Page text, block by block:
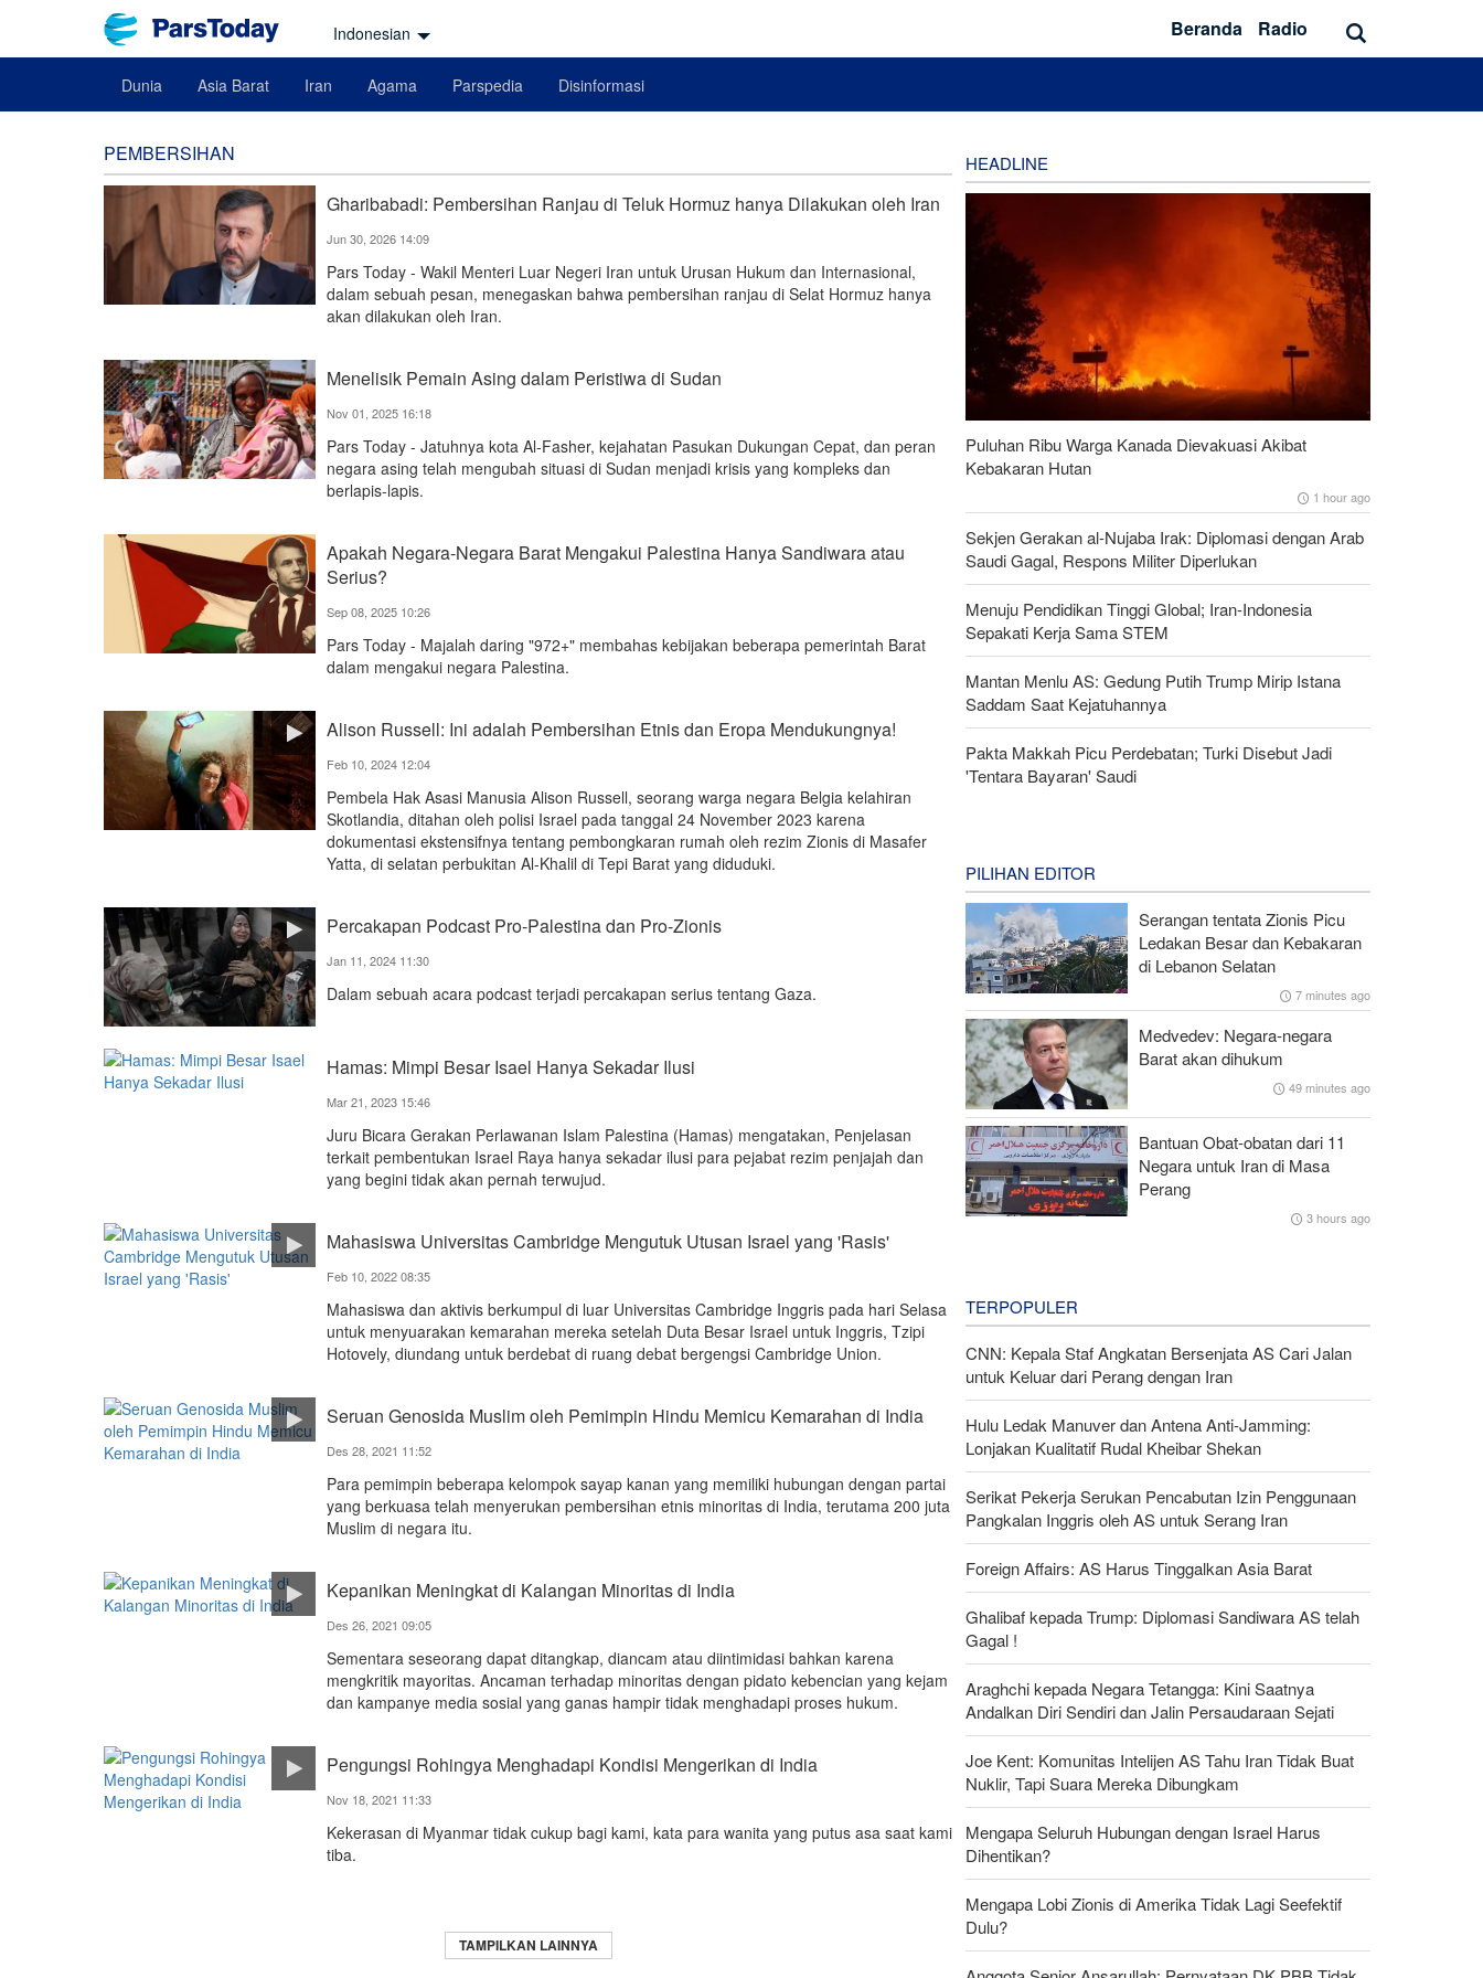
Indonesian Beranda Radio
Dunia Asia Barat Iran Agama Parspedia Disinformasi
PEMBERSIHAN
Gharibabadi: Pembersihan Ranjau di Teluk Hormuz hanya Dilakukan oleh Iran
Jun 30, 2026 14:09
Pars Today - Wakil Menteri Luar Negeri Iran untuk Urusan Hukum dan Internasional,
dalam sebuah pesan, menegaskan bahwa pembersihan ranjau di Selat Hormuz hanya
akan dilakukan oleh Iran.
Menelisik Pemain Asing dalam Peristiwa di Sudan
Nov 01, 2025 16:18
Pars Today - Jatuhnya kota Al-Fasher, kejahatan Pasukan Dukungan Cepat, dan peran
negara asing telah mengubah situasi di Sudan menjadi krisis yang kompleks dan
berlapis-lapis.
Apakah Negara-Negara Barat Mengakui Palestina Hanya Sandiwara atau
Serius?
Sep 08, 2025 10:26
Pars Today - Majalah daring "972+" membahas kebijakan beberapa pemerintah Barat
dalam mengakui negara Palestina.
Alison Russell: Ini adalah Pembersihan Etnis dan Eropa Mendukungnya!
Feb 10, 2024 12:04
Pembela Hak Asasi Manusia Alison Russell, seorang warga negara Belgia kelahiran
Skotlandia, ditahan oleh polisi Israel pada tanggal 24 November 2023 karena
dokumentasi ekstensifnya tentang pembongkaran rumah oleh rezim Zionis di Masafer
Yatta, di selatan perbukitan Al-Khalil di Tepi Barat yang diduduki.
Percakapan Podcast Pro-Palestina dan Pro-Zionis
Jan 11, 2024 11:30
Dalam sebuah acara podcast terjadi percakapan serius tentang Gaza.
Hamas: Mimpi Besar Isael Hanya Sekadar Ilusi
Mar 21, 2023 15:46
Juru Bicara Gerakan Perlawanan Islam Palestina (Hamas) mengatakan, Penjelasan
terkait pembentukan Israel Raya hanya sekadar ilusi para pejabat rezim penjajah dan
yang begini tidak akan pernah terwujud.
Mahasiswa Universitas Cambridge Mengutuk Utusan Israel yang 'Rasis'
Feb 10, 2022 08:35
Mahasiswa dan aktivis berkumpul di luar Universitas Cambridge Inggris pada hari Selasa
untuk menyuarakan kemarahan mereka setelah Duta Besar Israel untuk Inggris, Tzipi
Hotovely, diundang untuk berdebat di ruang debat bergengsi Cambridge Union.
Seruan Genosida Muslim oleh Pemimpin Hindu Memicu Kemarahan di India
Des 28, 2021 11:52
Para pemimpin beberapa kelompok sayap kanan yang memiliki hubungan dengan partai
yang berkuasa telah menyerukan pembersihan etnis minoritas di India, terutama 200 juta
Muslim di negara itu.
Kepanikan Meningkat di Kalangan Minoritas di India
Des 26, 2021 09:05
Sementara seseorang dapat ditangkap, diancam atau diintimidasi bahkan karena
mengkritik mayoritas. Ancaman terhadap minoritas dengan pidato kebencian yang kejam
dan kampanye media sosial yang ganas hampir tidak menghadapi proses hukum.
Pengungsi Rohingya Menghadapi Kondisi Mengerikan di India
Nov 18, 2021 11:33
Kekerasan di Myanmar tidak cukup bagi kami, kata para wanita yang putus asa saat kami
tiba.
TAMPILKAN LAINNYA
HEADLINE
Puluhan Ribu Warga Kanada Dievakuasi Akibat
Kebakaran Hutan
1 hour ago
Sekjen Gerakan al-Nujaba Irak: Diplomasi dengan Arab
Saudi Gagal, Respons Militer Diperlukan
Menuju Pendidikan Tinggi Global; Iran-Indonesia
Sepakati Kerja Sama STEM
Mantan Menlu AS: Gedung Putih Trump Mirip Istana
Saddam Saat Kejatuhannya
Pakta Makkah Picu Perdebatan; Turki Disebut Jadi
'Tentara Bayaran' Saudi
PILIHAN EDITOR
Serangan tentata Zionis Picu
Ledakan Besar dan Kebakaran
di Lebanon Selatan
7 minutes ago
Medvedev: Negara-negara
Barat akan dihukum
49 minutes ago
Bantuan Obat-obatan dari 11
Negara untuk Iran di Masa
Perang
3 hours ago
TERPOPULER
CNN: Kepala Staf Angkatan Bersenjata AS Cari Jalan
untuk Keluar dari Perang dengan Iran
Hulu Ledak Manuver dan Antena Anti-Jamming:
Lonjakan Kualitatif Rudal Kheibar Shekan
Serikat Pekerja Serukan Pencabutan Izin Penggunaan
Pangkalan Inggris oleh AS untuk Serang Iran
Foreign Affairs: AS Harus Tinggalkan Asia Barat
Ghalibaf kepada Trump: Diplomasi Sandiwara AS telah
Gagal !
Araghchi kepada Negara Tetangga: Kini Saatnya
Andalkan Diri Sendiri dan Jalin Persaudaraan Sejati
Joe Kent: Komunitas Intelijen AS Tahu Iran Tidak Buat
Nuklir, Tapi Suara Mereka Dibungkam
Mengapa Seluruh Hubungan dengan Israel Harus
Dihentikan?
Mengapa Lobi Zionis di Amerika Tidak Lagi Seefektif
Dulu?